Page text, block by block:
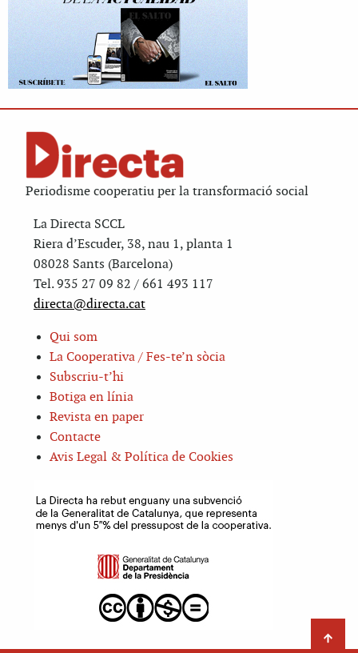
Periodisme cooperatiu per la transformació social
La Directa SCCL
Riera d’Escuder, 38, nau 1, planta 1
08028 Sants (Barcelona)
Tel. 935 27 09 82 / 661 493 117
directa@directa.cat
Qui som
La Cooperativa / Fes-te’n sòcia
Subscriu-t’hi
Botiga en línia
Revista en paper
Contacte
Avis Legal & Política de Cookies